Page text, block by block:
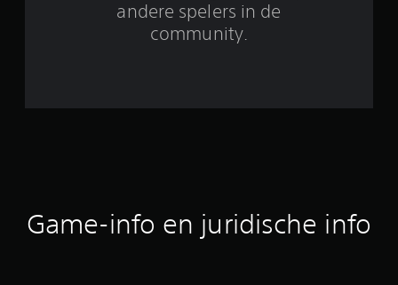
l
andere spelers in de
community.
Game-info en juridische info